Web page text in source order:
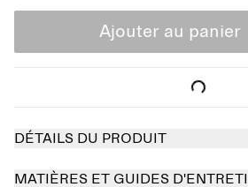
Ajouter au panier
DÉTAILS DU PRODUIT
MATIÈRES ET GUIDES